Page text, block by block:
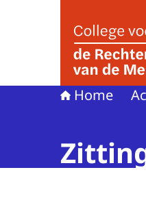
Home